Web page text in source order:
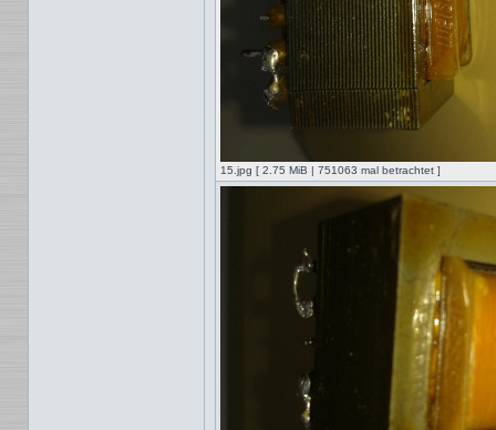
15.jpg [ 2.75 MiB | 751063 mal betrachtet ]